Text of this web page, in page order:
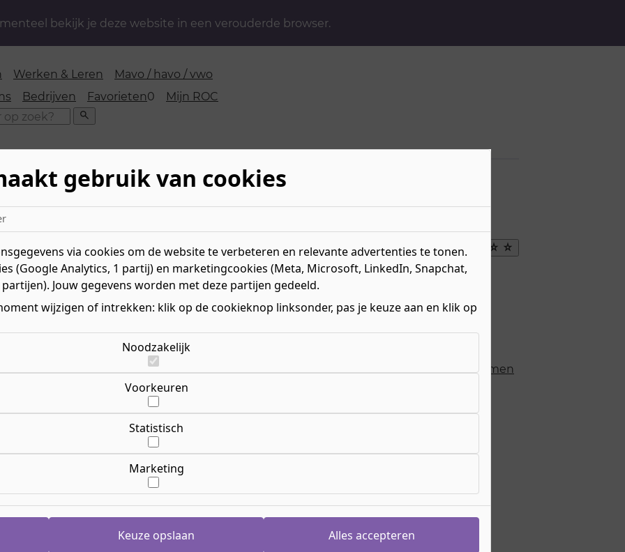
bekijk je deze website in een verouderde browser.
Werken & Leren
Mavo / havo / vwo
Bedrijven Favorieten0 favorieten
Mijn ROC
Zoeken
Ondernemerschap»Commercie» Junior accountmanager
zichzelf haalt en houdt
Junior
iets voor jou! Je leert
klanten helpt én
je krijgt en wat je na je
en ontdek de
Maak
favoriet
Niveau 4 - Middenkader
Meer over
LeerwegBOL
Opleiding duurt
Richting
Commercie, Retail & Ondernemen
Opleiding begint op
Campusbaan 6
Aanmelden
Hoe werkt het aanmelden?
Voorwaarden
gebruik van cookies
via cookies om de website te verbeteren en relevante advertenties te tonen.
(Google Analytics, 1 partij) en marketingcookies (Meta, Microsoft, LinkedIn, Snapchat,
Jouw gegevens worden met deze partijen gedeeld.
wijzigen of intrekken: klik op de cookieknop linksonder, pas je keuze aan en klik op
Noodzakelijk
Voorkeuren
Statistisch
Marketing
Keuze opslaan Alles accepteren